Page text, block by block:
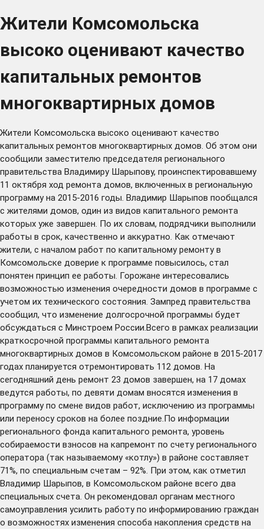
Жители Комсомольска
высоко оценивают качество
капитальных ремонтов
многоквартирных домов
Жители Комсомольска высоко оценивают качество
капитальных ремонтов многоквартирных домов. Об этом они
сообщили заместителю председателя регионального
правительства Владимиру Шарыпову, проинспектировавшему
11 октября ход ремонта домов, включенных в региональную
программу на 2015-2016 годы. Владимир Шарыпов пообщался
с жителями домов, один из видов капитального ремонта
которых уже завершен. По их словам, подрядчики выполнили
работы в срок, качественно и аккуратно. Как отмечают
жители, с началом работ по капитальному ремонту в
Комсомольске доверие к программе повысилось, стал
понятен принцип ее работы. Горожане интересовались
возможностью изменения очередности домов в программе с
учетом их технического состояния. Зампред правительства
сообщил, что изменение долгосрочной программы будет
обсуждаться с Минстроем России.Всего в рамках реализации
краткосрочной программы капитального ремонта
многоквартирных домов в Комсомольском районе в 2015-2017
годах планируется отремонтировать 112 домов. На
сегодняшний день ремонт 23 домов завершен, на 17 домах
ведутся работы, по девяти домам вносятся изменения в
программу по смене видов работ, исключению из программы
или переносу сроков на более поздние.По информации
регионального фонда капитального ремонта, уровень
собираемости взносов на капремонт по счету регионального
оператора (так называемому «котлу») в районе составляет
71%, по специальным счетам – 92%. При этом, как отметил
Владимир Шарыпов, в Комсомольском районе всего два
специальных счета. Он рекомендовал органам местного
самоуправления усилить работу по информированию граждан
о возможностях изменения способа накопления средств на